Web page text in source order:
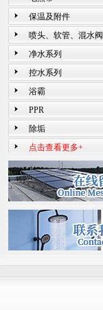
保温及附件
喷头、软管、混水阀
净水系列
控水系列
浴霸
PPR
除垢
点击查看更多+